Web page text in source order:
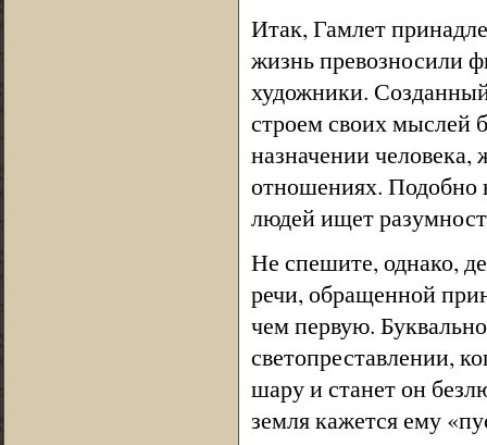
Итак, Гамлет
жизнь превозносили
художники.
строем своих
назначении человека,
отношениях. Подобно
людей ищет
Не спешите, однако,
речи, обращенной
чем первую.
светопреставлении,
шару и станет он
земля кажется ему